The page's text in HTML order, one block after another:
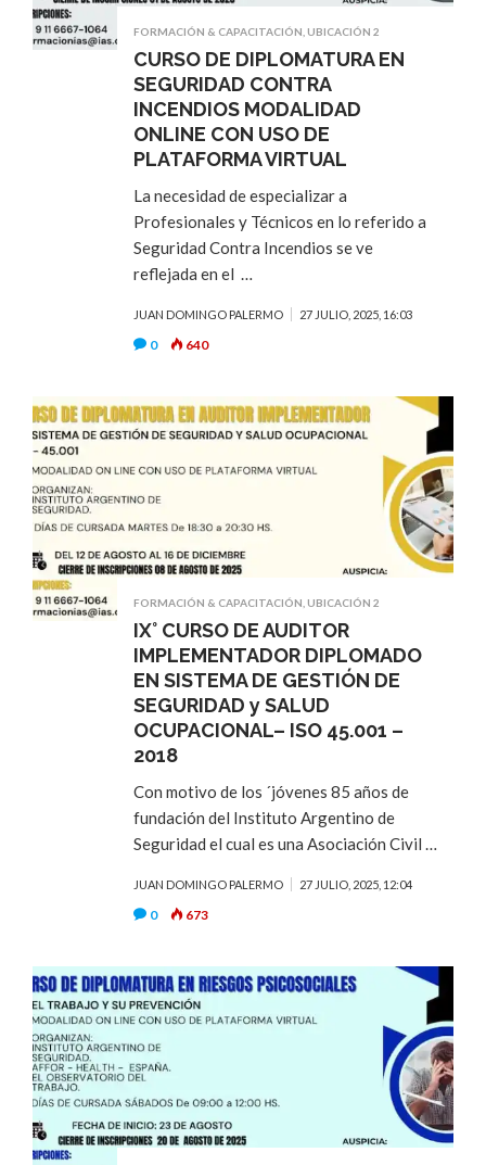
FORMACIÓN & CAPACITACIÓN UBICACIÓN 2
CURSO DE DIPLOMATURA EN
SEGURIDAD CONTRA
INCENDIOS MODALIDAD
ONLINE CON USO DE
PLATAFORMA VIRTUAL
La necesidad de especializar a
Profesionales y Técnicos en lo referido a
Seguridad Contra Incendios se ve
reflejada en el …
JUAN DOMINGO PALERMO 27 JULIO, 2025, 16:03
0 640
FORMACIÓN & CAPACITACIÓN UBICACIÓN 2
IX° CURSO DE AUDITOR
IMPLEMENTADOR DIPLOMADO
EN SISTEMA DE GESTIÓN DE
SEGURIDAD y SALUD
OCUPACIONAL– ISO 45.001 –
2018
Con motivo de los ´jóvenes 85 años de
fundación del Instituto Argentino de
Seguridad el cual es una Asociación Civil …
JUAN DOMINGO PALERMO 27 JULIO, 2025, 12:04
0 673